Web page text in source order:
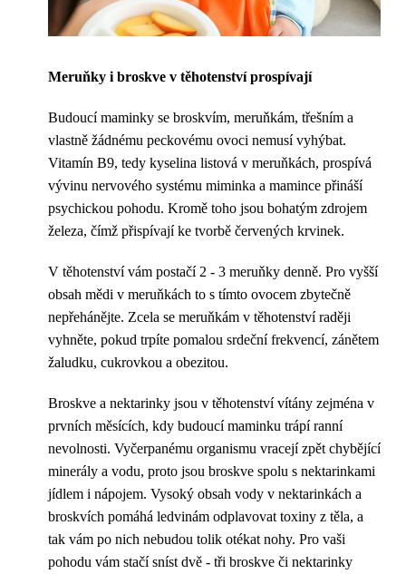
Meruňky i broskve v těhotenství prospívají
Budoucí maminky se broskvím, meruňkám, třešním a
vlastně žádnému peckovému ovoci nemusí vyhýbat.
Vitamín B9, tedy kyselina listová v meruňkách, prospívá
vývinu nervového systému miminka a mamince přináší
psychickou pohodu. Kromě toho jsou bohatým zdrojem
železa, čímž přispívají ke tvorbě červených krvinek.
V těhotenství vám postačí 2 - 3 meruňky denně. Pro vyšší
obsah mědi v meruňkách to s tímto ovocem zbytečně
nepřehánějte. Zcela se meruňkám v těhotenství raději
vyhněte, pokud trpíte pomalou srdeční frekvencí, zánětem
žaludku, cukrovkou a obezitou.
Broskve a nektarinky jsou v těhotenství vítány zejména v
prvních měsících, kdy budoucí maminku trápí ranní
nevolnosti. Vyčerpanému organismu vracejí zpět chybějící
minerály a vodu, proto jsou broskve spolu s nektarinkami
jídlem i nápojem. Vysoký obsah vody v nektarinkách a
broskvích pomáhá ledvinám odplavovat toxiny z těla, a
tak vám po nich nebudou tolik otékat nohy. Pro vaši
pohodu vám stačí sníst dvě - tři broskve či nektarinky